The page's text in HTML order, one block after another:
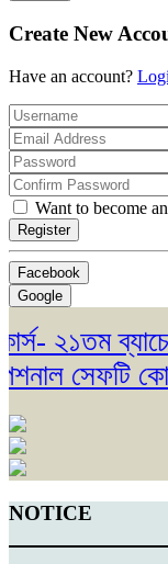
Create New
Have an account?
Want to become
Register
Facebook
Google
২১তম
সেফটি
NOTICE